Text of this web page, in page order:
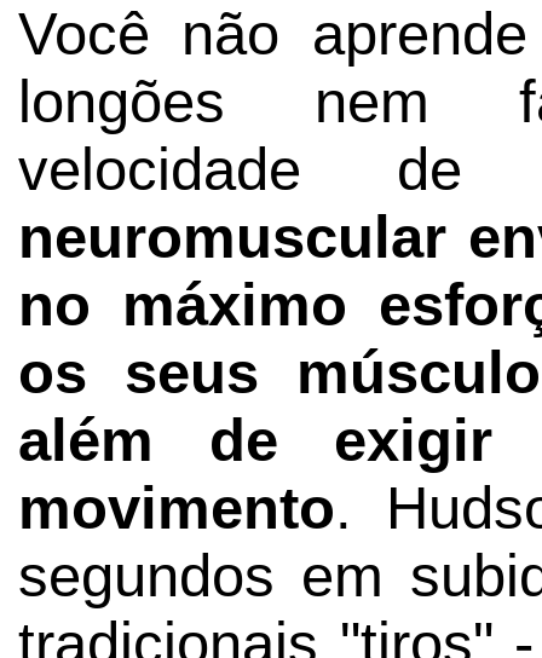
Você não
longões nem
velocidade
neuromuscular
no máximo
os seus
além de exigir
movimento.
segundos em
tradicionais "tiros"